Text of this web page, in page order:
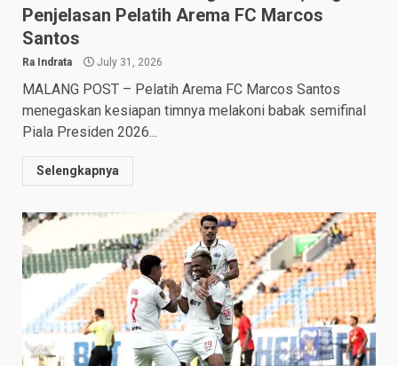
Penjelasan Pelatih Arema FC Marcos
Santos
Ra Indrata July 31, 2026
MALANG POST – Pelatih Arema FC Marcos Santos
menegaskan kesiapan timnya melakoni babak semifinal
Piala Presiden 2026...
Selengkapnya